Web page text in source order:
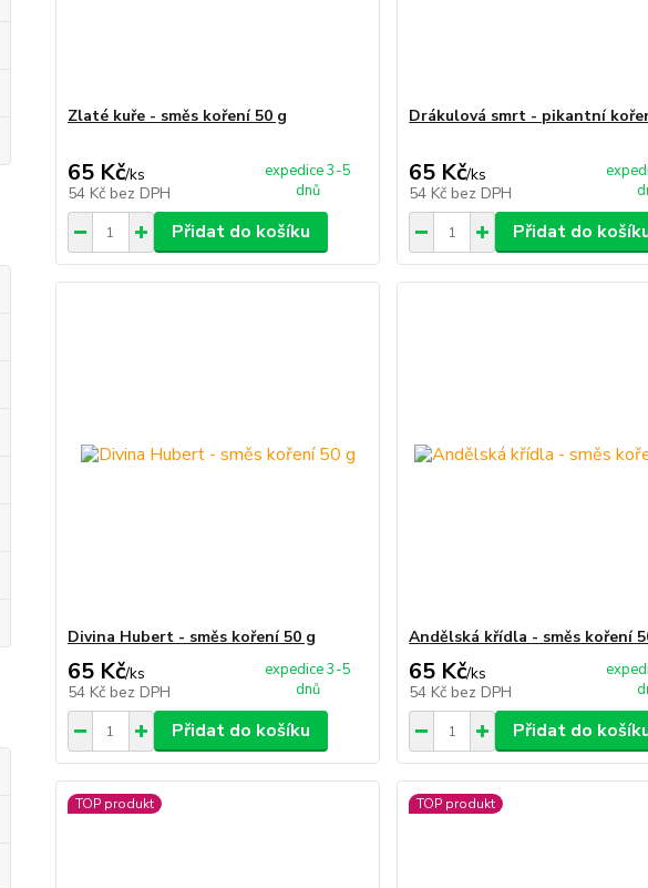
Zlaté kuře - směs koření 50 g
65 Kč/ks
54 Kč bez DPH
expedice 3-5
dnů
Přidat do košíku
Drákulová smrt - pikantní
65 Kč/ks
54 Kč bez DPH
Přidat do
Divina Hubert - směs koření 50 g
65 Kč/ks
54 Kč bez DPH
expedice 3-5
dnů
Přidat do košíku
Andělská křídla - směs koření
65 Kč/ks
54 Kč bez DPH
Přidat do
TOP produkt TOP produkt